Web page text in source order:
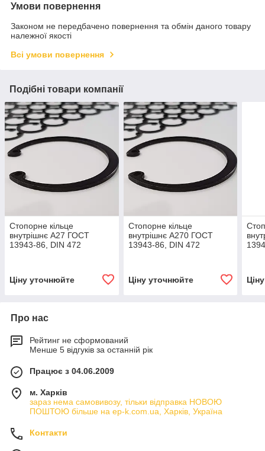
Умови повернення
Законом не передбачено повернення та обмін даного товару
належної якості
Всі умови повернення
Подібні товари компанії
Стопорне кільце
внутрішнє А27 ГОСТ
13943-86, DIN 472
Ціну уточнюйте
Стопорне кільце
внутрішнє А270 ГОСТ
13943-86, DIN 472
Ціну уточнюйте
Про нас
Рейтинг не сформований
Менше 5 відгуків за останній рік
Працює з 04.06.2009
м. Харків
зараз нема самовивозу, тільки відправка НОВОЮ
ПОШТОЮ більше на ep-k.com.ua, Харків, Україна
Контакти